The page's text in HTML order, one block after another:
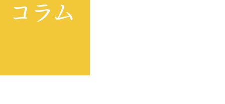
コラム